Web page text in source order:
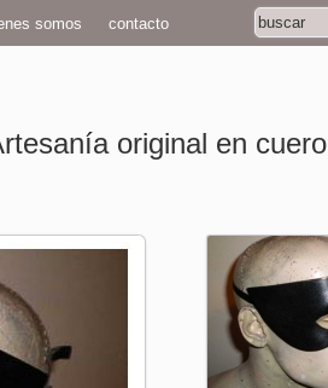
somos contacto
original en cuero